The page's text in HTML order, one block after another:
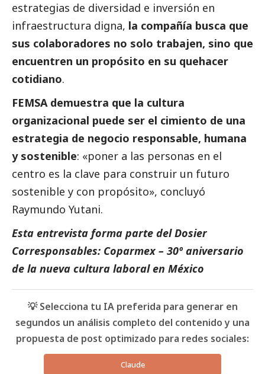
estrategias de diversidad e inversión en
infraestructura digna, la compañía busca que
sus colaboradores no solo trabajen, sino que
encuentren un propósito en su quehacer
cotidiano.
FEMSA demuestra que la cultura
organizacional puede ser el cimiento de una
estrategia de negocio responsable, humana
y sostenible: «poner a las personas en el
centro es la clave para construir un futuro
sostenible y con propósito», concluyó
Raymundo Yutani.
Esta entrevista forma parte del Dosier
Corresponsables: Coparmex – 30º aniversario
de la nueva cultura laboral en México
💡 Selecciona tu IA preferida para generar en
segundos un análisis completo del contenido y una
propuesta de post optimizado para redes sociales:
Claude